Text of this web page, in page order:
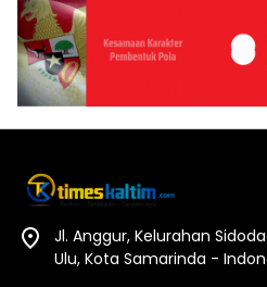
Jl. Anggur, Kelurahan
Ulu, Kota Samarinda -